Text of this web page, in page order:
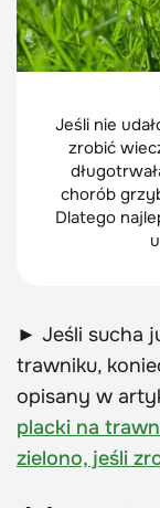
Jeśli nie
zrobić
chorób
Dlatego
► Jeśli sucha
trawniku,
opisany w
placki na
zielono, jeśli